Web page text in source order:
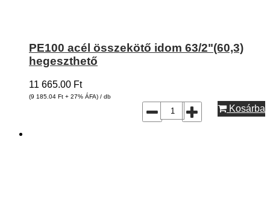
PE100 acél összekötő idom 63/2"(60,3)
hegeszthető
11 665.00 Ft
(9 185.04 Ft + 27% ÁFA) / db
Kosárba